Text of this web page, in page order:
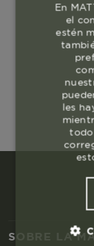
SOBRE LA
En
el
estén
les